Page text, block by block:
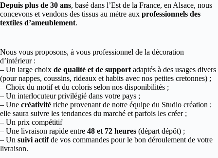
Depuis plus de 30 ans, basé dans l’Est de la France, en Alsace, nous
concevons et vendons des tissus au mètre aux professionnels des
textiles d’ameublement.
Nous vous proposons, à vous professionnel de la décoration
d’intérieur :
– Un large choix de qualité et de support adaptés à des usages divers
(pour nappes, coussins, rideaux et habits avec nos petites cretonnes) ;
– Choix du motif et du coloris selon nos disponibilités ;
– Un interlocuteur privilégié dans votre pays ;
– Une créativité riche provenant de notre équipe du Studio création ;
elle saura suivre les tendances du marché et parfois les créer ;
– Un prix compétitif
– Une livraison rapide entre 48 et 72 heures (départ dépôt) ;
– Un suivi actifde vos commandes pour le bon déroulement de votre
livraison.